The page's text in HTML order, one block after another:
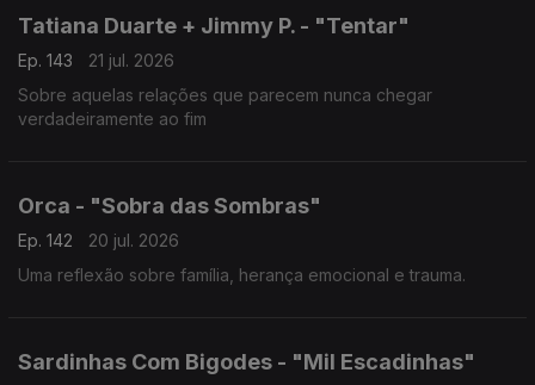
Tatiana Duarte + Jimmy P. - "Tentar"
Ep. 143
21 jul. 2026
Sobre aquelas relações que parecem nunca chegar
verdadeiramente ao fim
Orca - "Sobra das Sombras"
Ep. 142
20 jul. 2026
Uma reflexão sobre família, herança emocional e trauma.
Sardinhas Com Bigodes - "Mil Escadinhas"